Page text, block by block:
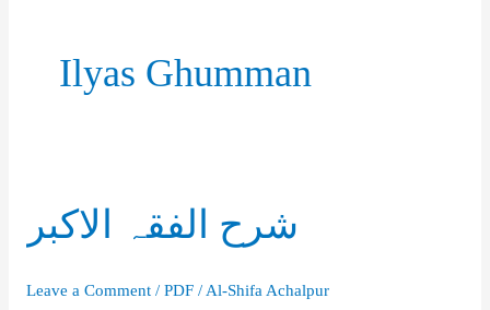
Ilyas Ghumman
شرح الفقہ الاکبر
Leave a Comment / PDF/ Al-Shifa Achalpur